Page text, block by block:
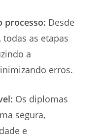
processo: Desde
as etapas
a
erros.
Os diplomas
segura,
e